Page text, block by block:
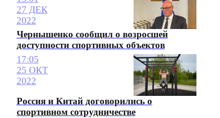
27 ДЕК
2022
Чернышенко сообщил о возросшей
доступности спортивных объектов
17:05
25 ОКТ
2022
Россия и Китай договорились о
спортивном сотрудничестве